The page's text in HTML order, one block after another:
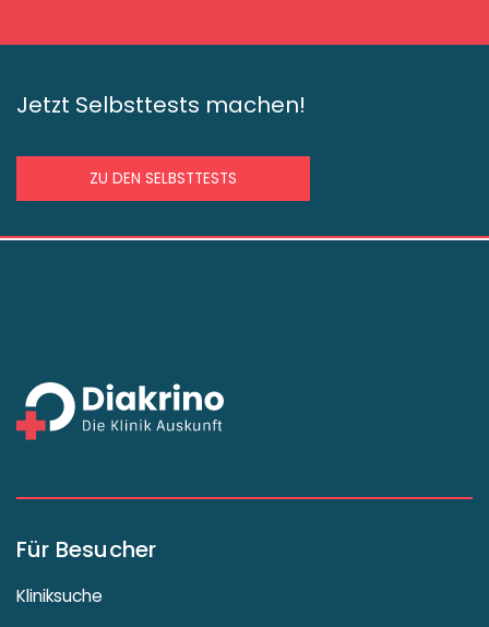
Jetzt Selbsttests machen!
ZU DEN SELBSTTESTS
Für Besucher
Kliniksuche